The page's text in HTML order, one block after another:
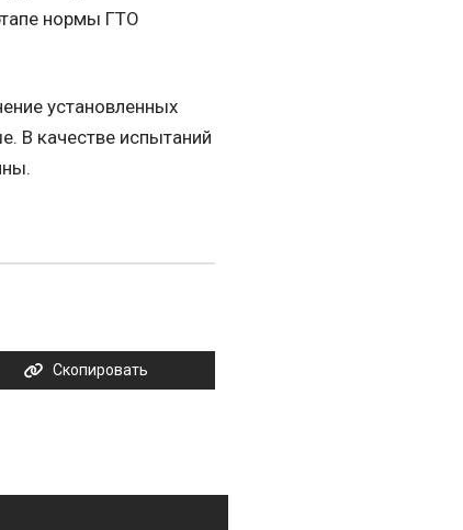
нормы ГТО
установленных
В качестве испытаний
Скопировать